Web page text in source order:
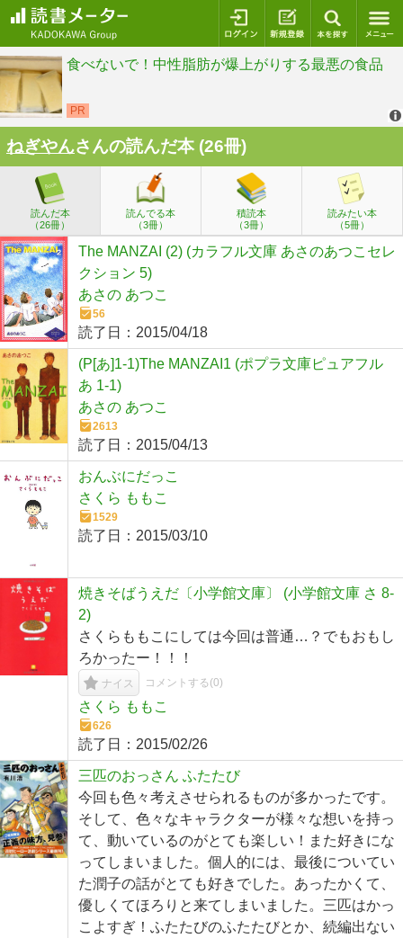
ログイン 新規登録
ねぎやんさんの読んだ本 (26冊)
読んだ本
（26冊）
読んでる本
（3冊）
積読本
（3冊）
読みたい本
（5冊）
The MANZAI (2) (カラフル文庫 あさのあつこセレ
クション 5)
あさの あつこ
56
読了日： 2015/04/18
(P[あ]1-1)The MANZAI1 (ポプラ文庫ピュアフル
あ 1-1)
あさの あつこ
2613
読了日： 2015/04/13
おんぶにだっこ
さくら ももこ
1529
読了日： 2015/03/10
焼きそばうえだ〔小学館文庫〕 (小学館文庫 さ 8-
2)
さくらももこにしては今回は普通…？でもおもし
ろかったー！！！
ナイス コメントする(0)
さくら ももこ
626
読了日： 2015/02/26
三匹のおっさん ふたたび
今回も色々考えさせられるものが多かったです。
そして、色々なキャラクターが様々な想いを持っ
て、動いているのがとても楽しい！また好きにな
ってしまいました。個人的には、最後についてい
た潤子の話がとても好きでした。あったかくて、
優しくてほろりと来てしまいました。三匹はかっ
こよすぎ！ふたたびのふたたびとか、続編出ない